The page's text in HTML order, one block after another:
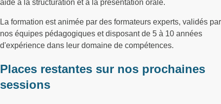
aide à la structuration et à la présentation orale.
La formation est animée par des formateurs experts, validés par
nos équipes pédagogiques et disposant de 5 à 10 années
d'expérience dans leur domaine de compétences.
Places restantes sur nos prochaines
sessions